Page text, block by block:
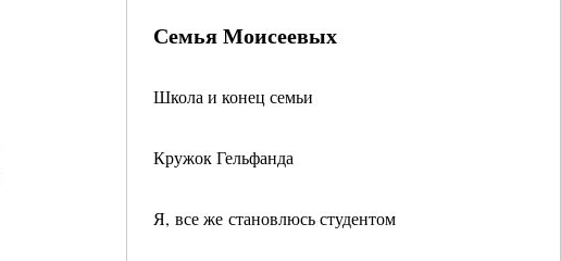
Семья Моисеевых
Школа и конец семьи
Кружок Гельфанда
Я, все же становлюсь студентом